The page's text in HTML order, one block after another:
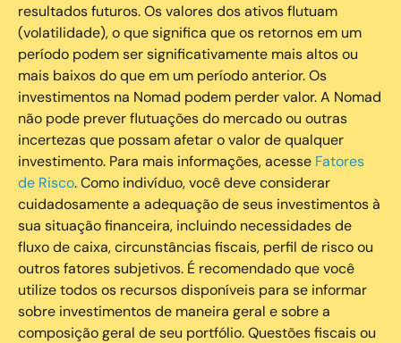
resultados futuros. Os valores dos ativos flutuam
(volatilidade), o que significa que os retornos em um
período podem ser significativamente mais altos ou
mais baixos do que em um período anterior. Os
investimentos na Nomad podem perder valor. A Nomad
não pode prever flutuações do mercado ou outras
incertezas que possam afetar o valor de qualquer
investimento. Para mais informações, acesse Fatores
de Risco. Como indivíduo, você deve considerar
cuidadosamente a adequação de seus investimentos à
sua situação financeira, incluindo necessidades de
fluxo de caixa, circunstâncias fiscais, perfil de risco ou
outros fatores subjetivos. É recomendado que você
utilize todos os recursos disponíveis para se informar
sobre investimentos de maneira geral e sobre a
composição geral de seu portfólio. Questões fiscais ou